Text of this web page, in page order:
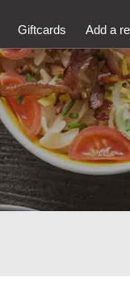
Giftcards Add a